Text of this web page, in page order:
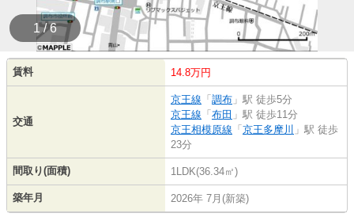
1 / 6
賃料 14.8万円
交通
京王線 「 調布 」駅 徒歩5分
京王線 「 布田 」駅 徒歩11分
京王相模原線 「 京王多摩川 」駅 徒歩
23分
間取り(面積) 1LDK(36.34㎡)
築年月 2026年 7月(新築)